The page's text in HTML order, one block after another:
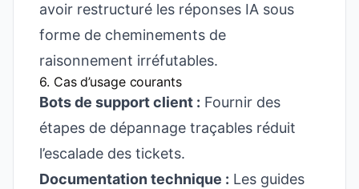
avoir restructuré les réponses IA sous
forme de cheminements de
raisonnement irréfutables.
6. Cas d’usage courants
Bots de support client : Fournir des
étapes de dépannage traçables réduit
l’escalade des tickets.
Documentation technique : Les guides